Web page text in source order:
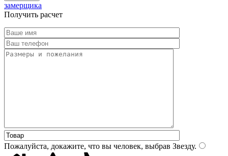
замерщика
Получить расчет
Пожалуйста, докажите, что вы человек, выбрав Звезду.